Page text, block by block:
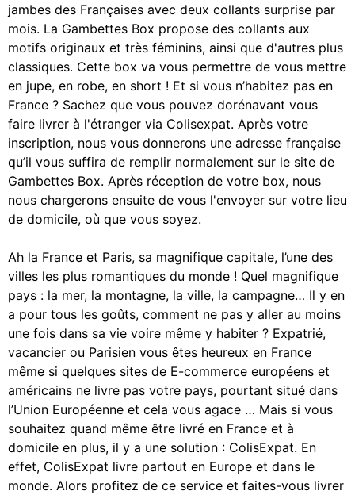
jambes des Françaises avec deux collants surprise par
mois. La Gambettes Box propose des collants aux
motifs originaux et très féminins, ainsi que d'autres plus
classiques. Cette box va vous permettre de vous mettre
en jupe, en robe, en short ! Et si vous n’habitez pas en
France ? Sachez que vous pouvez dorénavant vous
faire livrer à l'étranger via Colisexpat. Après votre
inscription, nous vous donnerons une adresse française
qu’il vous suffira de remplir normalement sur le site de
Gambettes Box. Après réception de votre box, nous
nous chargerons ensuite de vous l'envoyer sur votre lieu
de domicile, où que vous soyez.
Ah la France et Paris, sa magnifique capitale, l’une des
villes les plus romantiques du monde ! Quel magnifique
pays : la mer, la montagne, la ville, la campagne… Il y en
a pour tous les goûts, comment ne pas y aller au moins
une fois dans sa vie voire même y habiter ? Expatrié,
vacancier ou Parisien vous êtes heureux en France
même si quelques sites de E-commerce européens et
américains ne livre pas votre pays, pourtant situé dans
l’Union Européenne et cela vous agace … Mais si vous
souhaitez quand même être livré en France et à
domicile en plus, il y a une solution : ColisExpat. En
effet, ColisExpat livre partout en Europe et dans le
monde. Alors profitez de ce service et faites-vous livrer